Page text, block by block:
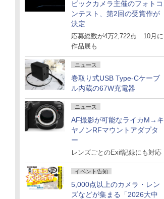
ビックカメラ主催のフォトコ
ンテスト、第2回の受賞作が
決定
応募総数が4万2,722点 10月に
作品展も
ニュース
巻取り式USB Type-Cケーブ
ル内蔵の67W充電器
ニュース
AF撮影が可能なライカM→キ
ヤノンRFマウントアダプタ
ー
レンズごとのExif記録にも対応
イベント告知
5,000点以上のカメラ・レン
ズなどが集まる「2026大中